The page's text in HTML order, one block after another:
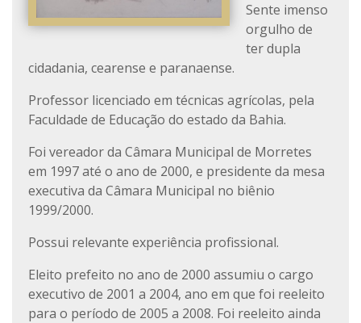
Sente imenso
orgulho de
ter dupla
cidadania, cearense e paranaense.
Professor licenciado em técnicas agrícolas, pela
Faculdade de Educação do estado da Bahia.
Foi vereador da Câmara Municipal de Morretes
em 1997 até o ano de 2000, e presidente da mesa
executiva da Câmara Municipal no biênio
1999/2000.
Possui relevante experiência profissional.
Eleito prefeito no ano de 2000 assumiu o cargo
executivo de 2001 a 2004, ano em que foi reeleito
para o período de 2005 a 2008. Foi reeleito ainda